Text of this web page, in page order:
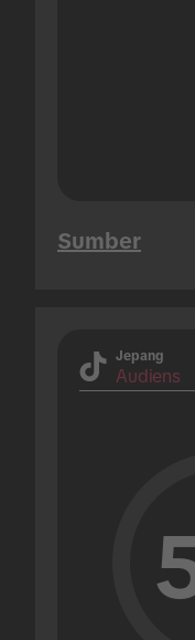
Sumber
Jepang
Audiens